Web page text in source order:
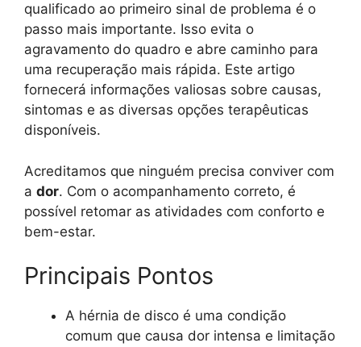
qualificado ao primeiro sinal de problema é o
passo mais importante. Isso evita o
agravamento do quadro e abre caminho para
uma recuperação mais rápida. Este artigo
fornecerá informações valiosas sobre causas,
sintomas e as diversas opções terapêuticas
disponíveis.
Acreditamos que ninguém precisa conviver com
a dor. Com o acompanhamento correto, é
possível retomar as atividades com conforto e
bem-estar.
Principais Pontos
A hérnia de disco é uma condição
comum que causa dor intensa e limitação